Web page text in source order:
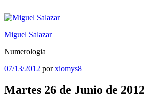
al
Miguel Salazar
Numerologia
Publicado
07/13/2012 porxiomys8
Martes 26 de Junio de 2012